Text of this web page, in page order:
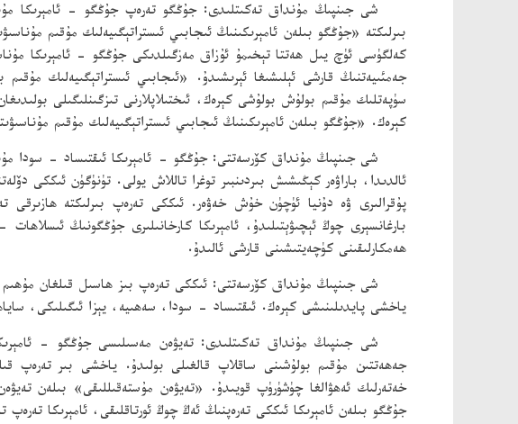
شى جىنپىڭ مۇنداق تەكىتلىدى: جۇڭگو تەرەپ جۇڭگو - ئامېرىكا
بىرلىكتە «جۇڭگو بىلەن ئامېرىكىنىڭ ئىجابىي ئىستراتېگىيەلىك مۇقىم
كەلگۈسى ئۈچ يىل ھەتتا تېخىمۇ ئۇزاق مەزگىلدىكى جۇڭگو - ئامېرىكا
جەمئىيەتنىڭ قارشى ئېلىشىغا ئېرىشىدۇ. «ئىجابىي ئىستراتېگىيەلىك
سۈپەتلىك مۇقىم بولۇش بولۇشى كېرەك، ئىختىلاپلارنى تىزگىنلىگىلى
كېرەك. «جۇڭگو بىلەن ئامېرىكىنىڭ ئىجابىي ئىستراتېگىيەلىك مۇقىم
شى جىنپىڭ مۇنداق كۆرسەتتى: جۇڭگو - ئامېرىكا ئىقتىساد - سودا
ئالدىدا، باراۋەر كېڭىشىش بىردىنبىر توغرا تاللاش يولى. تۈنۈگۈن
پۇقرالىرى ۋە دۇنيا ئۈچۈن خۇش خەۋەر. ئىككى تەرەپ بىرلىكتە
بارغانسېرى چوڭ ئېچىۋېتىلىدۇ، ئامېرىكا كارخانىلىرى جۇڭگونىڭ
ھەمكارلىقىنى كۈچەيتىشىنى قارشى ئالىدۇ.
شى جىنپىڭ مۇنداق كۆرسەتتى: ئىككى تەرەپ بىز ھاسىل قىلغان مۇھىم
ياخشى پايدىلىنىشى كېرەك. ئىقتىساد - سودا، سەھىيە، يېزا ئىگىلىكى،
شى جىنپىڭ مۇنداق تەكىتلىدى: تەيۋەن مەسىلىسى جۇڭگو -
جەھەتتىن مۇقىم بولۇشىنى ساقلاپ قالغىلى بولىدۇ. ياخشى بىر تەرەپ
خەتەرلىك ئەھۋالغا چۈشۈرۈپ قويىدۇ. «تەيۋەن مۇستەقىللىقى» بىلەن
جۇڭگو بىلەن ئامېرىكا ئىككى تەرەپنىڭ ئەڭ چوڭ ئورتاقلىقى، ئامېرىكا